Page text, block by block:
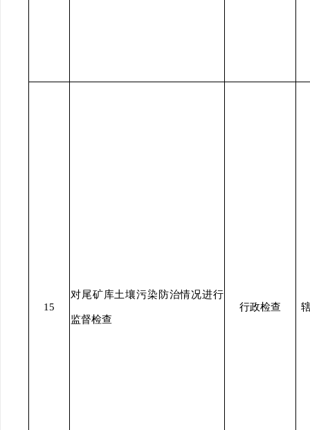
15
对尾矿库土壤污染防治情况进行
监督检查
行政检查